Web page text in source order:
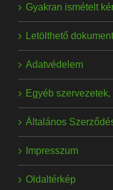
Gyakran ismételt
Letölthető
Adatvédelem
Egyéb
Általános
Impresszum
Oldaltérkép